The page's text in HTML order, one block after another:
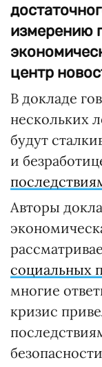
измерению
центр
В докладе
нескольких
будут
и
Авторы
социальных
многие
кризис